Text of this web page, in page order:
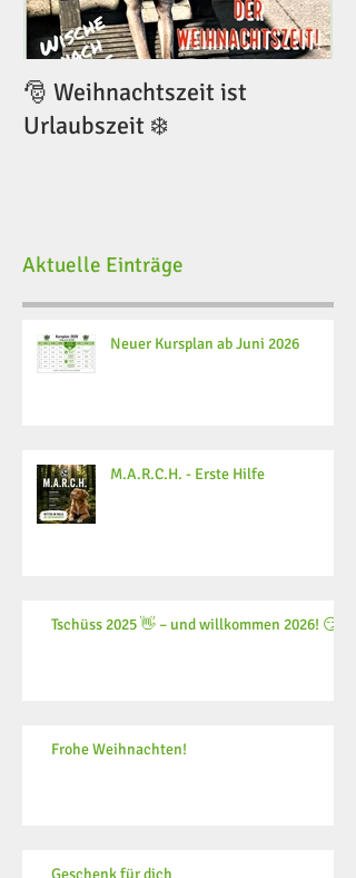
🎅 Weihnachtszeit ist
Urlaubszeit ❄️
Aktuelle Einträge
Neuer Kursplan ab Juni 2026
M.A.R.C.H. - Erste Hilfe
Tschüss 2025 👋 – und willkommen 2026! 😏
Frohe Weihnachten!
Geschenk für dich